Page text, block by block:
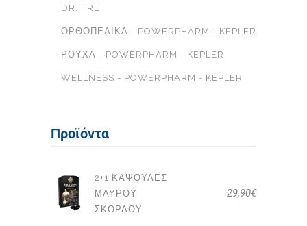
DR. FREI
ΟΡΘΟΠΕΔΙΚΆ - POWERPHARM - KEPLER
ΡΟΎΧΑ - POWERPHARM - KEPLER
WELLNESS - POWERPHARM - KEPLER
Προϊόντα
2+1 ΚΆΨΟΥΛΕΣ
ΜΑΎΡΟΥ
ΣΚΌΡΔΟΥ
29,90€